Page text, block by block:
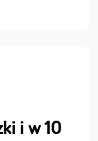
i w 10